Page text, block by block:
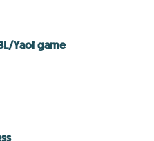
Yaoi game